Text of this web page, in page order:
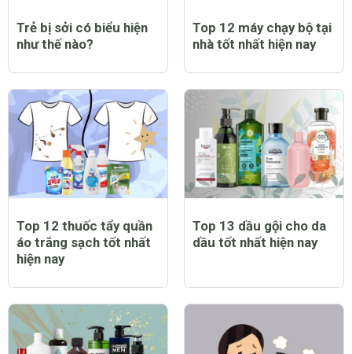
Trẻ bị sởi có biểu hiện
như thế nào?
Top 12 máy chạy bộ tại
nhà tốt nhất hiện nay
Top 12 thuốc tẩy quần
áo trắng sạch tốt nhất
hiện nay
Top 13 dầu gội cho da
dầu tốt nhất hiện nay